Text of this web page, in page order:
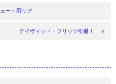
ート用リグ
デイヴィッド・フリッツ引退！